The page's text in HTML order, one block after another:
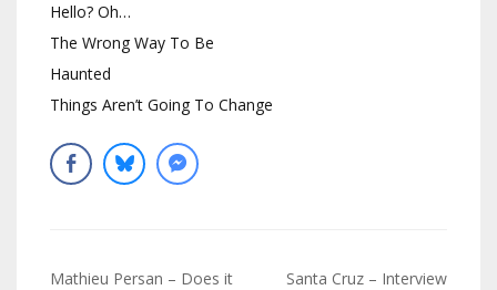
Hello? Oh…
The Wrong Way To Be
Haunted
Things Aren’t Going To Change
Navigation
Mathieu Persan – Does it Santa Cruz – Interview